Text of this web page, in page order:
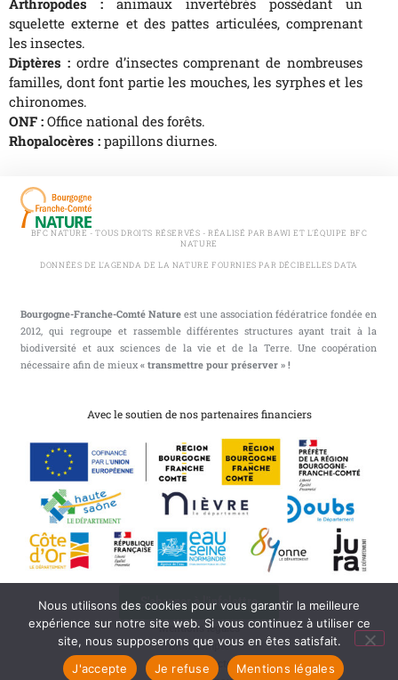
squelette externe et des pattes articulées, comprenant
les insectes.
Diptères :ordre d’insectes comprenant de nombreuses
familles, dont font partie les mouches, les syrphes et les
chironomes.
ONF : Office national des forêts.
Rhopalocères : papillons diurnes.
BFC NATURE - TOUS DROITS RÉSERVÉS - RÉALISÉ PAR BAWI ET L'ÉQUIPE BFC
NATURE
DONNÉES DE L'AGENDA DE LA NATURE FOURNIES PAR DÉCIBELLES DATA
Bourgogne-Franche-Comté Nature est une association fédératrice fondée en
2012, qui regroupe et rassemble différentes structures ayant trait à la
biodiversité et aux sciences de la vie et de la Terre. Une coopération
nécessaire afin de mieux« transmettre pour préserver » !
Avec le soutien de nos partenaires financiers
Mentions légales
Mon compte
Nous contacter
S'abonner à l'infolettre
Nous utilisons des cookies pour vous garantir la meilleure
expérience sur notre site web. Si vous continuez à utiliser ce
site, nous supposerons que vous en êtes satisfait.
J'accepte
Je refuse Mentions légales